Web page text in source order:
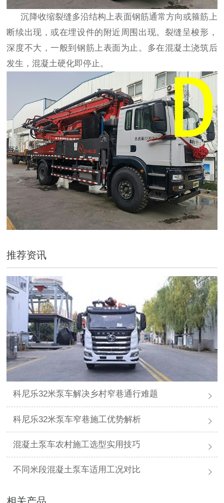
沉降收缩裂缝多沿结构上表面钢筋通常方向或箍筋上
断续出现，或在埋设件的附近周围出现。裂缝呈梭形，
深度不大，一般到钢筋上表面为止。多在混凝土浇筑后
发生，混凝土硬化即停止。
推荐资讯
科尼乐32米泵车解决乡村窄巷通行难题
科尼乐32米泵车窄巷施工优势解析
混凝土泵车农村施工选型实用技巧
不同米段混凝土泵车适用工况对比